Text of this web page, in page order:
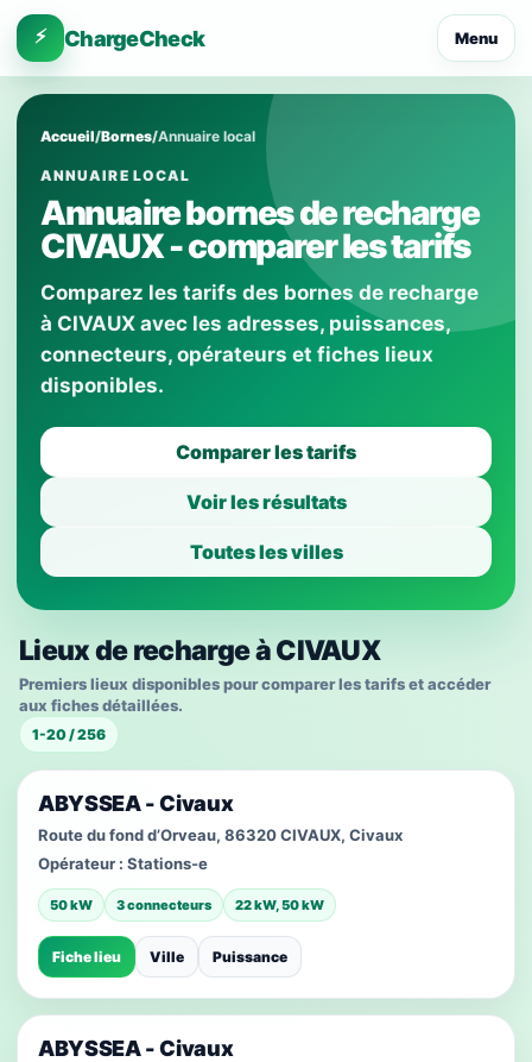
⚡ ChargeCheck Menu
Accueil/Bornes/Annuaire local
ANNUAIRE LOCAL
Annuaire bornes de recharge
CIVAUX - comparer les tarifs
Comparez les tarifs des bornes de recharge
à CIVAUX avec les adresses, puissances,
connecteurs, opérateurs et fiches lieux
disponibles.
Comparer les tarifs
Voir les résultats
Toutes les villes
Lieux de recharge à CIVAUX
Premiers lieux disponibles pour comparer les tarifs et accéder
aux fiches détaillées.
1-20 / 256
ABYSSEA - Civaux
Route du fond d’Orveau, 86320 CIVAUX, Civaux
Opérateur : Stations-e
50 kW 3 connecteurs 22 kW, 50 kW
Fiche lieu Ville Puissance
ABYSSEA - Civaux